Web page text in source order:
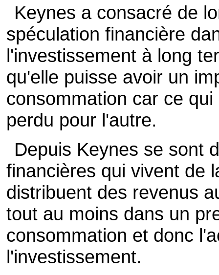
Keynes a consacré de
spéculation financière
l'investissement à long
qu'elle puisse avoir un
consommation car ce
perdu pour l'autre.
Depuis Keynes se sont
financières qui vivent de
distribuent des revenus
tout au moins dans un
consommation et donc
l'investissement.